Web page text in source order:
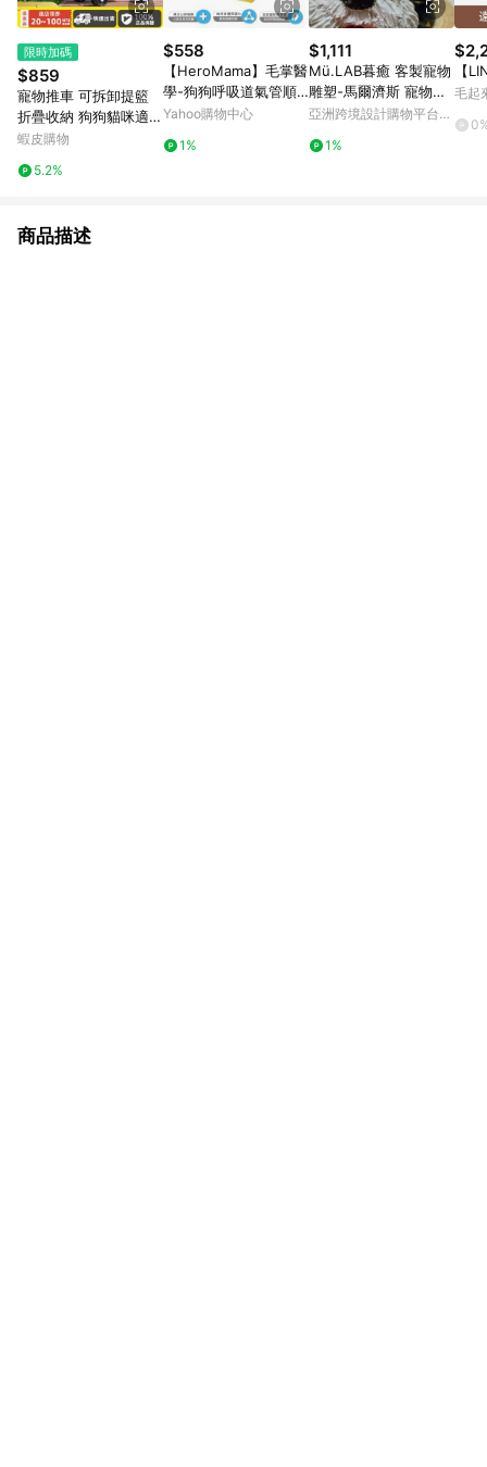
限時加碼
$859
寵物推車 可拆卸提籃
折疊收納 狗狗貓咪適用
外出籠 拉桿車寵物推車
寵物推車寵物
蝦皮購物
5.2%
$558
【HeroMama】毛掌醫
學-狗狗呼吸道氣管順
暢保養粉50g/氣管保養
Yahoo購物中心
1%
$1,111
Mü.LAB暮癒 客製寵物
雕塑-馬爾濟斯 寵物客
製 寵物訂做 寵物紀念
亞洲跨境設計購物平台
1%
【
毛起
商品描述